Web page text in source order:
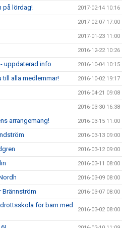
på lördag! 2017-02-14 10:16
2017-02-07 17:00
2017-01-23 11:00
2016-12-22 10:26
uppdaterad info 2016-10-04 10:15
till alla medlemmar! 2016-10-02 19:17
2016-04-21 09:08
2016-03-30 16:38
arrangemang! 2016-03-15 11:00
2016-03-13 09:00
2016-03-12 09:00
2016-03-11 08:00
2016-03-09 08:00
Brännström 2016-03-07 08:00
för barn med
2016-03-02 08:00